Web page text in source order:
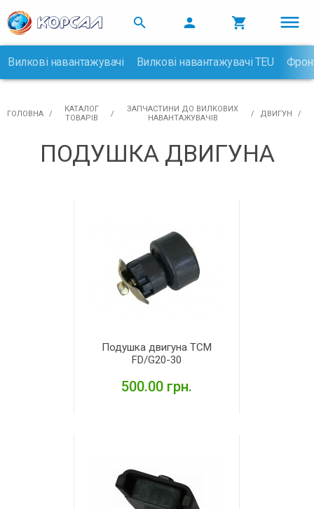
  
Вилкові навантажувачі Вилкові навантажувачі TEU
ГОЛОВНА
КАТАЛОГ
ТОВАРІВ
ЗАПЧАСТИНИ ДО ВИЛКОВИХ
НАВАНТАЖУВАЧІВ
ДВИГУН
ПОДУШКА ДВИГУНА
Подушка двигуна TCM
FD/G20-30
500.00 грн.